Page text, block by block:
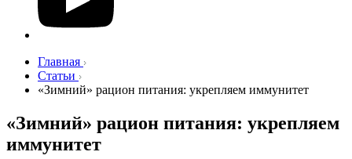
Главная
Статьи
«Зимний» рацион питания: укрепляем иммунитет
«Зимний» рацион питания: укрепляем
иммунитет